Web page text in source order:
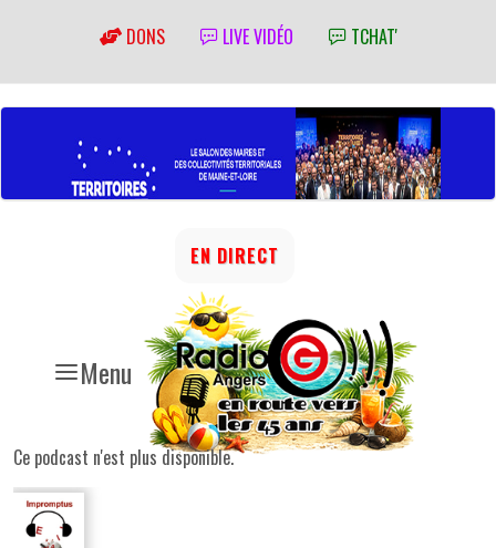
DONS LIVE VIDÉO TCHAT'
Menu
EN DIRECT
Ce podcast n'est plus disponible.